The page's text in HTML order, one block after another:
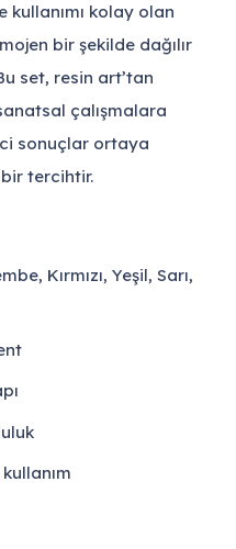
kullanımı kolay olan
bir şekilde dağılır
set, resin art’tan
çalışmalara
sonuçlar ortaya
tercihtir.
Kırmızı, Yeşil, Sarı,